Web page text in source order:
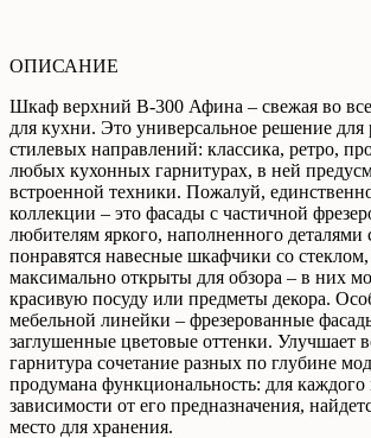
ОПИСАНИЕ
Шкаф верхний В-300 Афина – свежая во
для кухни. Это универсальное решение для
стилевых направлений: классика, ретро,
любых кухонных гарнитурах, в ней
встроенной техники. Пожалуй,
коллекции – это фасады с частичной
любителям яркого, наполненного деталями
понравятся навесные шкафчики со
максимально открыты для обзора – в них
красивую посуду или предметы декора.
мебельной линейки – фрезерованные
заглушенные цветовые оттенки. Улучшает
гарнитура сочетание разных по глубине
продумана функциональность: для каждого
зависимости от его предназначения,
место для хранения.